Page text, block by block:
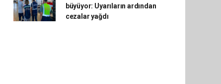
büyüyor: Uyarıların ardından
cezalar yağdı